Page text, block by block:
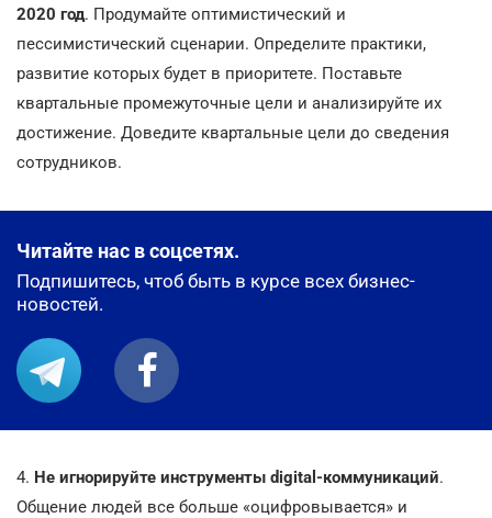
2020 год. Продумайте оптимистический и
пессимистический сценарии. Определите практики,
развитие которых будет в приоритете. Поставьте
квартальные промежуточные цели и анализируйте их
достижение. Доведите квартальные цели до сведения
сотрудников.
Читайте нас в соцсетях.
Подпишитесь, чтоб быть в курсе всех бизнес-
новостей.
4. Не игнорируйте инструменты digital-коммуникаций.
Общение людей все больше «оцифровывается» и